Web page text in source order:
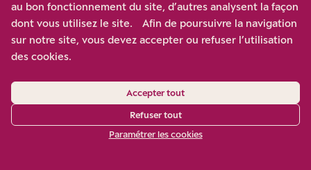
LIRE AUSSI
Défendre la science
au bon fonctionnement du site, d’autres analysent la façon
dont vous utilisez le site. Afin de poursuivre la navigation
sur notre site, vous devez accepter ou refuser l’utilisation
des cookies.
Accepter tout
Refuser tout
Paramétrer les cookies